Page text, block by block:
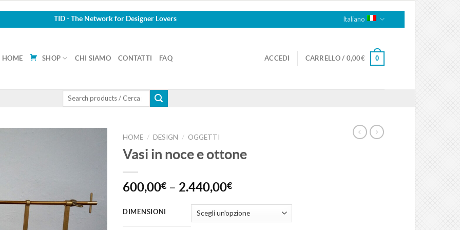
TID - The Network for Designer Lovers Italiano
HOME SHOP CHI SIAMO CONTATTI FAQ ACCEDI CARRELLO / 0,00€ 0
Cerca:
HOME / DESIGN / OGGETTI
Vasi in noce e ottone
600,00€ – 2.440,00€
DIMENSIONI